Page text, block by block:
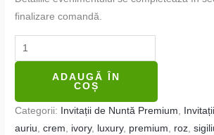
finalizare comandă.
ADAUGĂ ÎN
COȘ
Categorii: Invitații de Nuntă Premium,
auriu,crem, ivory, luxury, premium, roz,